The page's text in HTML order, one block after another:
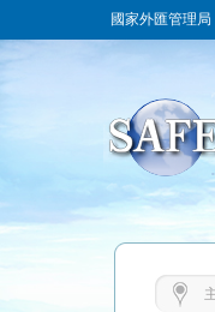
國家外匯管理局